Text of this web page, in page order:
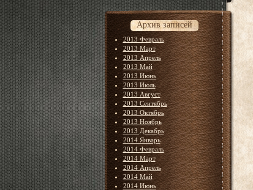
Архив записей
2013 Февраль
2013 Март
2013 Апрель
2013 Май
2013 Июнь
2013 Июль
2013 Август
2013 Сентябрь
2013 Октябрь
2013 Ноябрь
2013 Декабрь
2014 Январь
2014 Февраль
2014 Март
2014 Апрель
2014 Май
2014 Июнь